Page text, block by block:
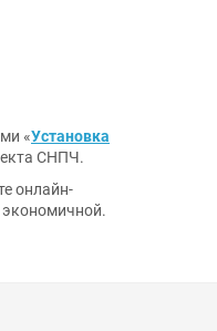
«Установка
СНПЧ.
онлайн-